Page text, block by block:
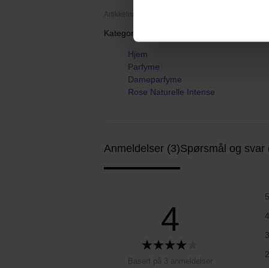
Kategorier:
Hjem
Parfyme
Dameparfyme
Rose Naturelle Intense
Anmeldelser (3)Spørsmål og svar
4
Basert på 3 anmeldelser
5
4
3
2